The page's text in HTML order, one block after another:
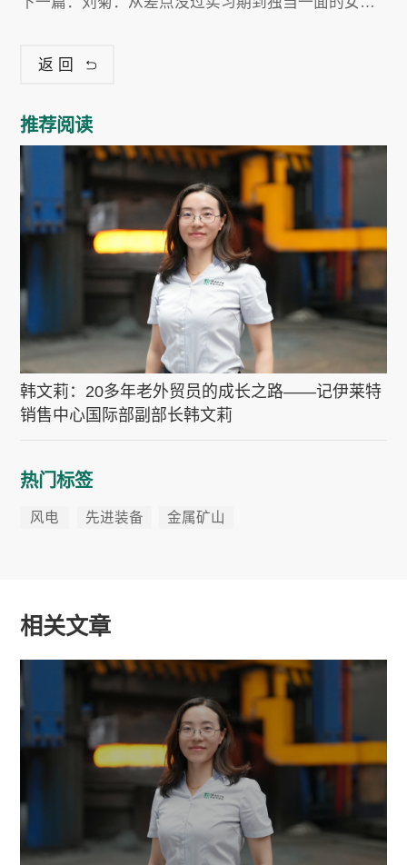
返回
推荐阅读
韩文莉：20多年老外贸员的成长之路——记伊莱特
销售中心国际部副部长韩文莉
热门标签
风电 先进装备 金属矿山
相关文章